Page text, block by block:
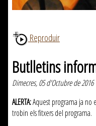
Reproduir
Butlletins
Dimecres, 05 d'Octubre de 2016
ALERTA:Aquest programa ja no
trobin els fitxers del programa.